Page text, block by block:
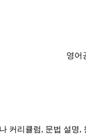
영어
커리큘럼, 문법 설